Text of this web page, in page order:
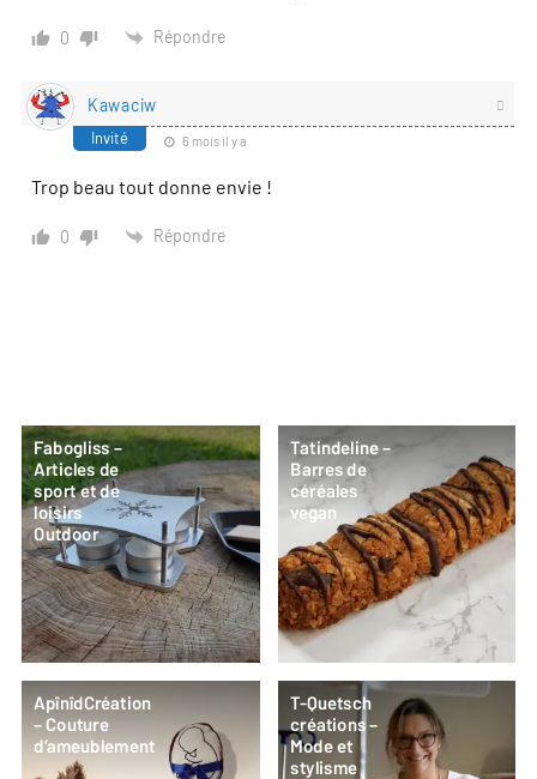
0 Répondre
Kawaciw
Invité 6 mois il y a
Trop beau tout donne envie !
0 Répondre
Fabogliss –
Articles de
sport et de
loisirs
Outdoor
Tatindeline –
Barres de
céréales
vegan
ApînîdCréation
– Couture
d’ameublement
T-Quetsch
créations –
Mode et
stylisme